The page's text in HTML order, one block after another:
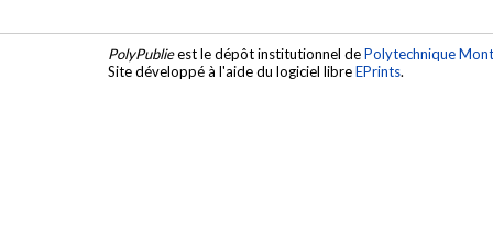
PolyPublieest le dépôt institutionnel dePolytechnique
Site développé à l'aide du logiciel libreEPrints.